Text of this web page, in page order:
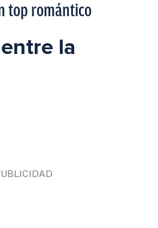
top romántico
la